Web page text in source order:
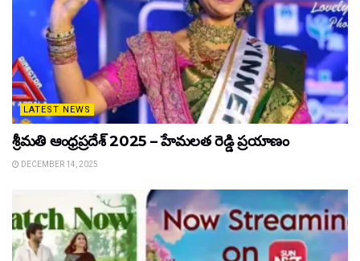
LATEST NEWS
శ్రీమతి ఆంధ్రప్రదేశ్ 2025 – హేమలత రెడ్డి ప్రయాణం
DECEMBER 14, 2025